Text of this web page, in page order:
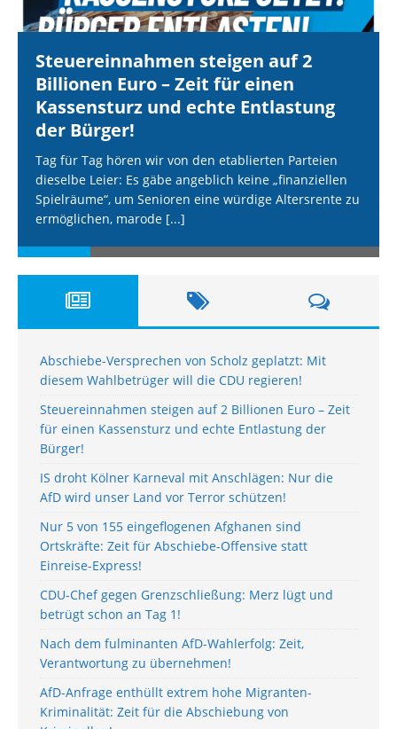
Steuereinnahmen steigen auf 2
Billionen Euro – Zeit für einen
Kassensturz und echte Entlastung
der Bürger!
Tag für Tag hören wir von den etablierten Parteien
dieselbe Leier: Es gäbe angeblich keine „finanziellen
Spielräume“, um Senioren eine würdige Altersrente zu
ermöglichen, marode [...]
Abschiebe-Versprechen von Scholz geplatzt: Mit
diesem Wahlbetrüger will die CDU regieren!
Steuereinnahmen steigen auf 2 Billionen Euro – Zeit
für einen Kassensturz und echte Entlastung der
Bürger!
IS droht Kölner Karneval mit Anschlägen: Nur die
AfD wird unser Land vor Terror schützen!
Nur 5 von 155 eingeflogenen Afghanen sind
Ortskräfte: Zeit für Abschiebe-Offensive statt
Einreise-Express!
CDU-Chef gegen Grenzschließung: Merz lügt und
betrügt schon an Tag 1!
Nach dem fulminanten AfD-Wahlerfolg: Zeit,
Verantwortung zu übernehmen!
AfD-Anfrage enthüllt extrem hohe Migranten-
Kriminalität: Zeit für die Abschiebung von